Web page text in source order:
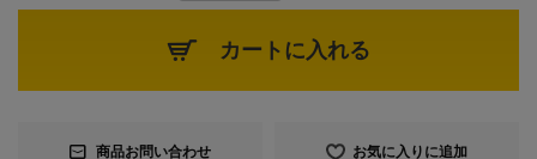
カートに入れる
商品お問い合わせ お気に入りに追加